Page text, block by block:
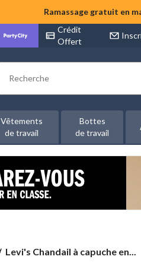
Ramassage gratuit en
Crédit
Offert
Rechercher
Vêtements
de travail
Bottes
de travail
Levi's
Levi's Chandail à capuche en...